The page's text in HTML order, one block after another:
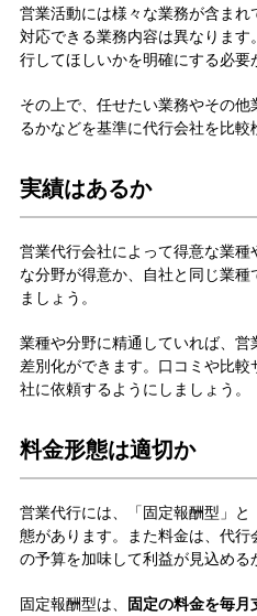
営業活動には様々な業務が含ま
対応できる業務内容は異なりま
行してほしいかを明確にする必要
その上で、任せたい業務やその
るかなどを基準に代行会社を比較
実績はあるか
営業代行会社によって得意な業種
な分野が得意か、自社と同じ業
ましょう。
業種や分野に精通していれば、
差別化ができます。口コミや比
社に依頼するようにしましょう。
料金形態は適切か
営業代行には、「固定報酬型」
態があります。また料金は、代
の予算を加味して利益が見込める
固定報酬型は、 固定の料金を毎